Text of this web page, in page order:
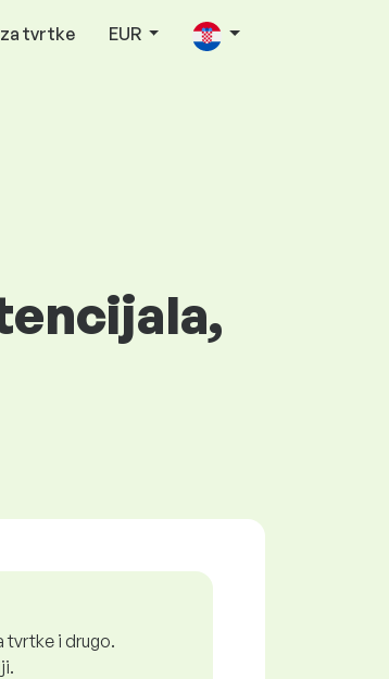
tvrtke EUR
tvrtke i drugo.